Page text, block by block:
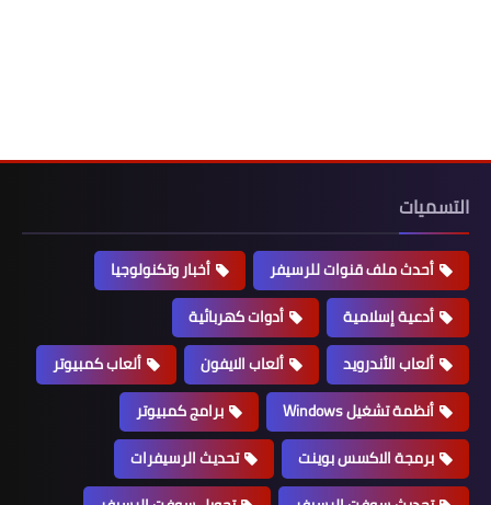
التسميات
أحدث ملف قنوات للرسيفر
أخبار وتكنولوجيا
أدعية إسلامية
أدوات كهربائية
ألعاب الأندرويد
ألعاب الايفون
ألعاب كمبيوتر
أنظمة تشغيل Windows
برامج كمبيوتر
برمجة الاكسس بوينت
تحديث الرسيفرات